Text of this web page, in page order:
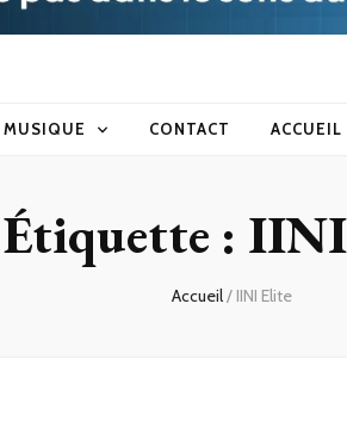
MUSIQUE CONTACT ACCUEIL
Étiquette :
Accueil/ IINI Elite